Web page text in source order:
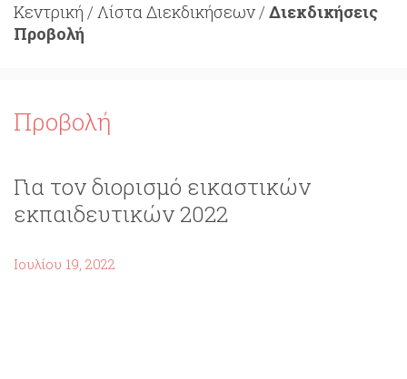
Κεντρική / Λίστα Διεκδικήσεων/ Διεκδικήσεις
Προβολή
Προβολή
Για τον διορισμό εικαστικών
εκπαιδευτικών 2022
Ιουλίου 19, 2022